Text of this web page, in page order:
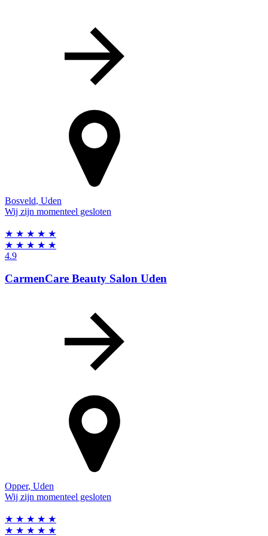
Bosveld, Uden
Wij zijn momenteel gesloten
★ ★ ★ ★ ★
★ ★ ★ ★ ★
4.9
CarmenCare Beauty Salon Uden
Opper, Uden
Wij zijn momenteel gesloten
★ ★ ★ ★ ★
★ ★ ★ ★ ★